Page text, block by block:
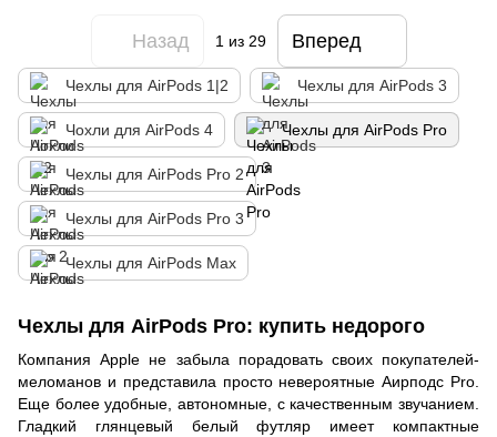
Назад 1из 29 Вперед
Чехлы для AirPods 1|2 Чехлы для AirPods 3
Чохли для AirPods 4 Чехлы для AirPods Pro
Чехлы для AirPods Pro 2
Чехлы для AirPods Pro 3
Чехлы для AirPods Max
Чехлы для AirPods Pro: купить недорого
Компания Apple не забыла порадовать своих покупателей-
меломанов и представила просто невероятные Аирподс Pro.
Еще более удобные, автономные, с качественным звучанием.
Гладкий глянцевый белый футляр имеет компактные